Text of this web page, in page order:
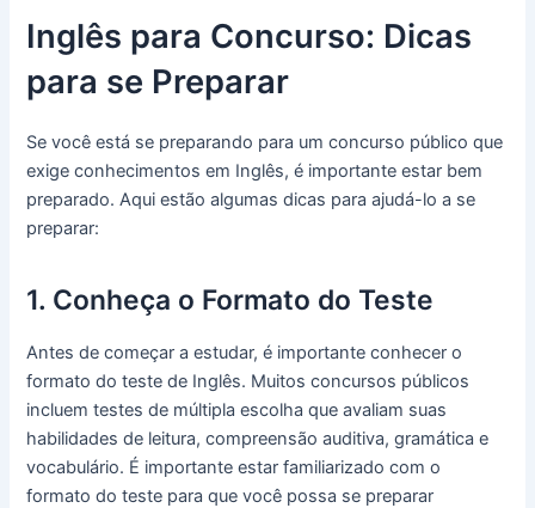
Inglês para Concurso: Dicas
para se Preparar
Se você está se preparando para um concurso público que
exige conhecimentos em Inglês, é importante estar bem
preparado. Aqui estão algumas dicas para ajudá-lo a se
preparar:
1. Conheça o Formato do Teste
Antes de começar a estudar, é importante conhecer o
formato do teste de Inglês. Muitos concursos públicos
incluem testes de múltipla escolha que avaliam suas
habilidades de leitura, compreensão auditiva, gramática e
vocabulário. É importante estar familiarizado com o
formato do teste para que você possa se preparar